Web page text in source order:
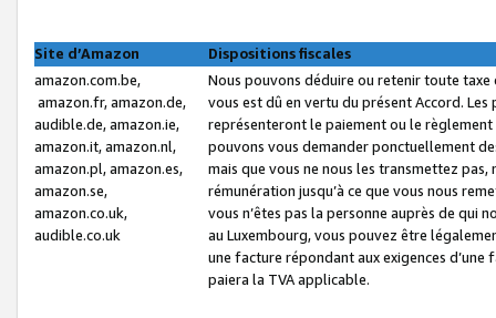
Site d’Amazon
Dispositions fiscales
amazon.com.be,
amazon.fr, amazon.de,
audible.de, amazon.ie,
amazon.it, amazon.nl,
amazon.pl, amazon.es,
amazon.se,
amazon.co.uk,
audible.co.uk
Nous pouvons déduire ou retenir toute
vous est dû en vertu du présent Accord.
représenteront le paiement ou le
pouvons vous demander ponctuellement
mais que vous ne nous les transmettez
rémunération jusqu’à ce que vous nous
vous n’êtes pas la personne auprès de qui
au Luxembourg, vous pouvez être
une facture répondant aux exigences
paiera la TVA applicable.